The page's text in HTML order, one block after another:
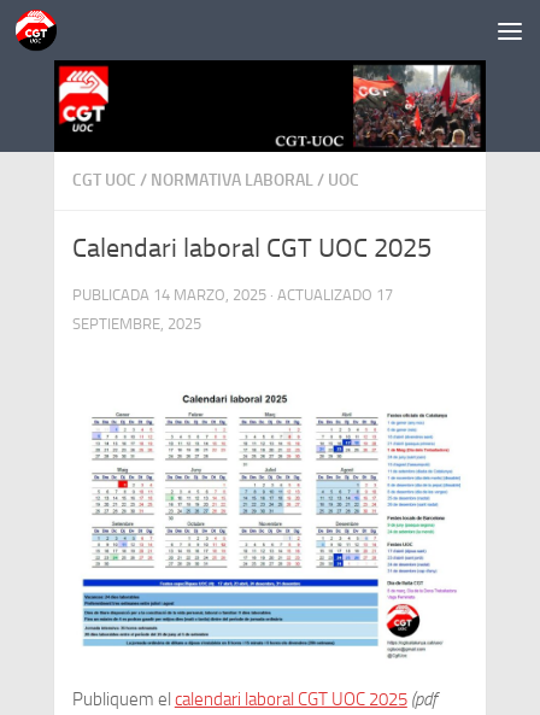
Saltar al contenido
CGT UOC / NORMATIVA LABORAL/ UOC
Calendari laboral CGT UOC 2025
PUBLICADA 14 MARZO, 2025· ACTUALIZADO 17
SEPTIEMBRE, 2025
Publiquem el calendari laboral CGT UOC 2025 (pdf